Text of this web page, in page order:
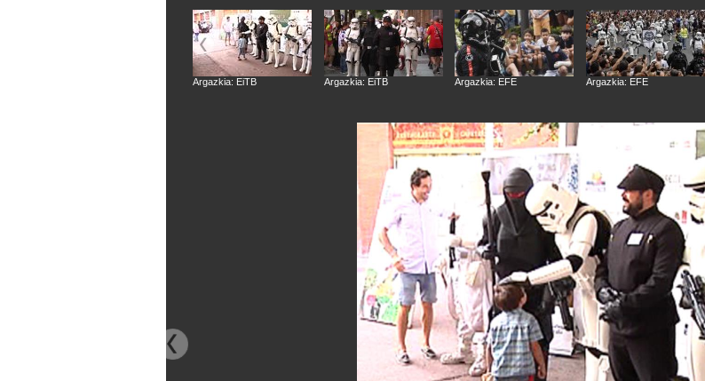
Argazkia: EiTB Argazkia: EiTB Argazkia: EFE Argazkia: EFE